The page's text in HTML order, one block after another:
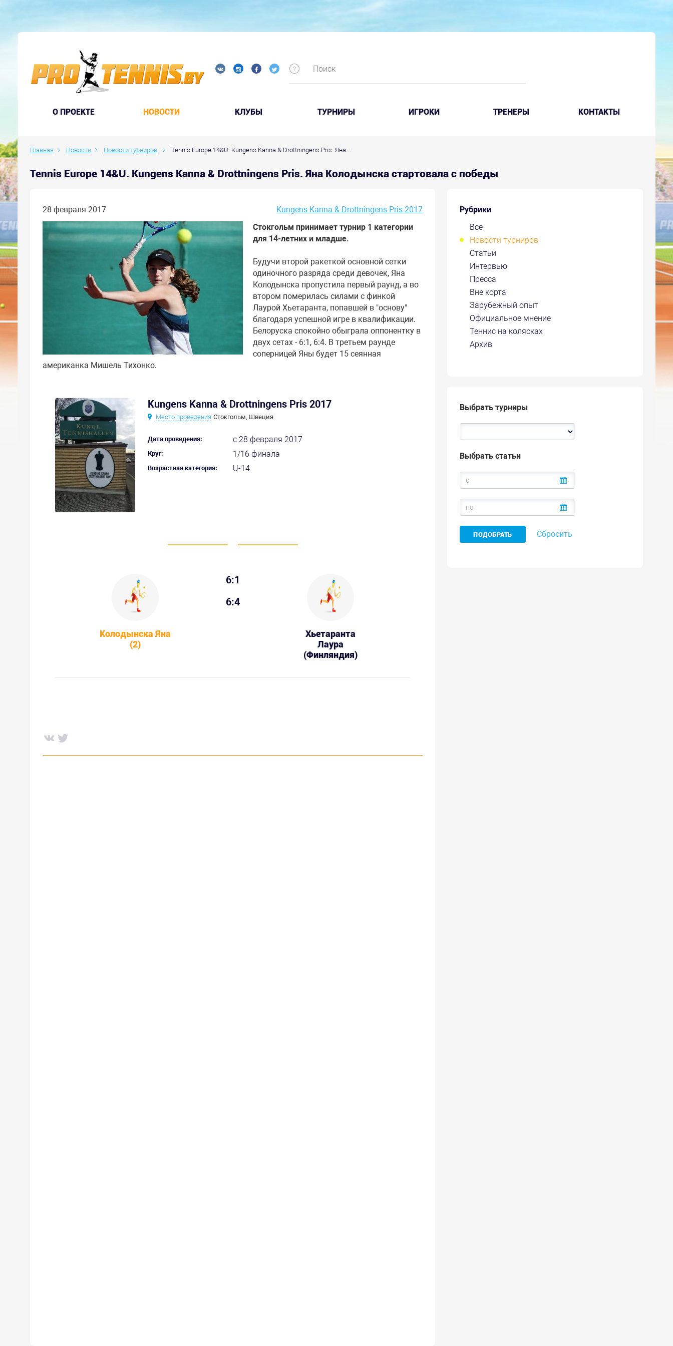
O ПРОЕКТЕ НОВОСТИ КЛУБЫ ТУРНИРЫ ИГРОКИ ТРЕНЕРЫ КОНТАКТЫ
Главная Новости Новости турниров Tennis Europe 14&U. Kungens Kanna & Drottningens Pris. Яна ...
Tennis Europe 14&U. Kungens Kanna & Drottningens Pris. Яна Колодынска стартовала с победы
Рубрики
Все
Новости турниров
Статьи
Интервью
Пресса
Вне корта
Зарубежный опыт
Официальное мнение
Теннис на колясках
Архив
Выбрать турниры
Выбрать статьи
Сбросить
28 февраля 2017
Kungens Kanna & Drottningens Pris 2017
Стокгольм принимает турнир 1 категории
для 14-летних и младше.
Будучи второй ракеткой основной сетки
одиночного разряда среди девочек, Яна
Колодынска пропустила первый раунд, а во
втором померилась силами с финкой
Лаурой Хьетаранта, попавшей в "основу"
благодаря успешной игре в квалификации.
Белоруска спокойно обыграла оппонентку в
двух сетах - 6:1, 6:4. В третьем раунде
соперницей Яны будет 15 сеянная
американка Мишель Тихонко.
Kungens Kanna & Drottningens Pris 2017
Место проведения Стокгольм, Швеция
Дата проведения: с 28 февраля 2017
Круг: 1/16 финала
Возрастная категория: U-14.
Колодынска Яна
(2)
6:1
6:4
Хьетаранта
Лаура
(Финляндия)